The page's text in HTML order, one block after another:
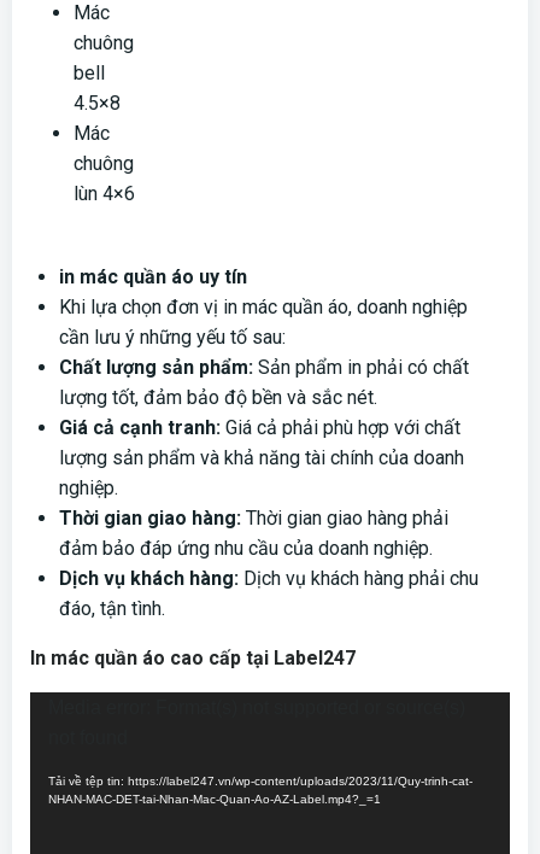
Mác
chuông
bell
4.5×8
Mác
chuông
lùn 4×6
in mác quần áo uy tín
Khi lựa chọn đơn vị in mác quần áo, doanh nghiệp
cần lưu ý những yếu tố sau:
Chất lượng sản phẩm: Sản phẩm in phải có chất
lượng tốt, đảm bảo độ bền và sắc nét.
Giá cả cạnh tranh: Giá cả phải phù hợp với chất
lượng sản phẩm và khả năng tài chính của doanh
nghiệp.
Thời gian giao hàng: Thời gian giao hàng phải
đảm bảo đáp ứng nhu cầu của doanh nghiệp.
Dịch vụ khách hàng: Dịch vụ khách hàng phải chu
đáo, tận tình.
In mác quần áo cao cấp tại Label247
Tải về tệp tin: https://label247.vn/wp-content/uploads/2023/11/Quy-trinh-cat-
NHAN-MAC-DET-tai-Nhan-Mac-Quan-Ao-AZ-Label.mp4?_=1